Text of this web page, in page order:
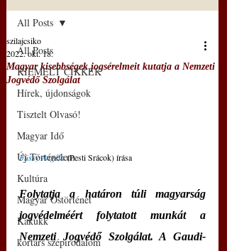
All Posts
KIEMELT CIKKEK
Hírek, újdonságok
Tisztelt Olvasó!
Magyar Idő
Új Történelem
Kultúra
Magyar Őstörténet
Kakukk
kortárs szépirodalom
All Posts
Magyar kisebbségek jogsérelmeit kutatja a Nemzeti
Jogvédő Szolgálat
szilajcsiko
2022. okt. 18.
Füssy Angéla (Pesti Srácok) írása
Folytatja a határon túli magyarság
jogvédelméért folytatott munkát a
Nemzeti Jogvédő Szolgálat. A Gaudi-